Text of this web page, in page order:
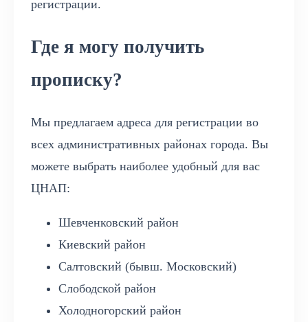
регистрации.
Где я могу получить
прописку?
Мы предлагаем адреса для регистрации во
всех административных районах города. Вы
можете выбрать наиболее удобный для вас
ЦНАП:
Шевченковский район
Киевский район
Салтовский (бывш. Московский)
Слободской район
Холодногорский район